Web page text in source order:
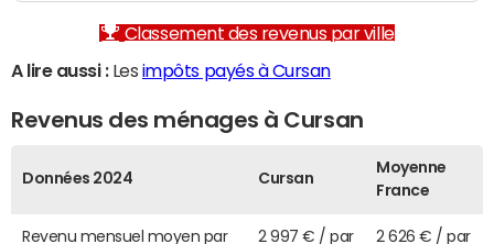
Classement des revenus par ville
A lire aussi :Les impôts payés à Cursan
Revenus des ménages à Cursan
Données 2024 Cursan
Moyenne
France
Revenu mensuel moyen par
2 997 € / par
2 626 € / par